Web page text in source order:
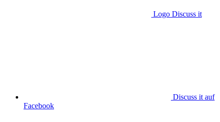
Logo Discuss it
Discuss it auf
Facebook